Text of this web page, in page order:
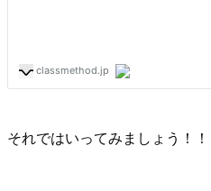
それではいってみましょう！！